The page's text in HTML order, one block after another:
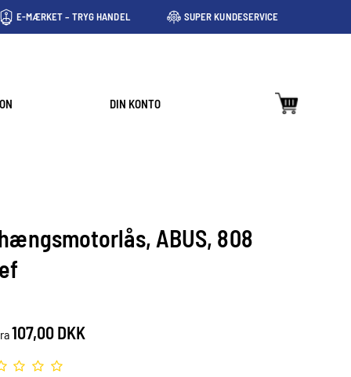
E-MÆRKET – TRYG HANDEL SUPER KUNDESERVICE
DIN KONTO
ABUS, 808
107,00 DKK